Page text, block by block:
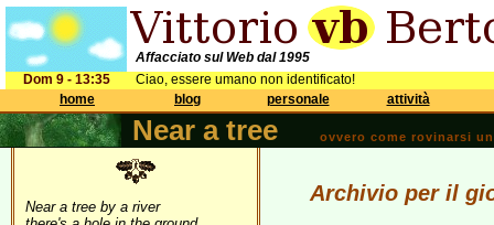
Affacciato sul Web dal 1995
Dom 9 - 13:35
Ciao, essere umano non identificato!
home
blog personale attività
Near a tree ovvero come rovinarsi
Near a tree by a river
Archivio per il